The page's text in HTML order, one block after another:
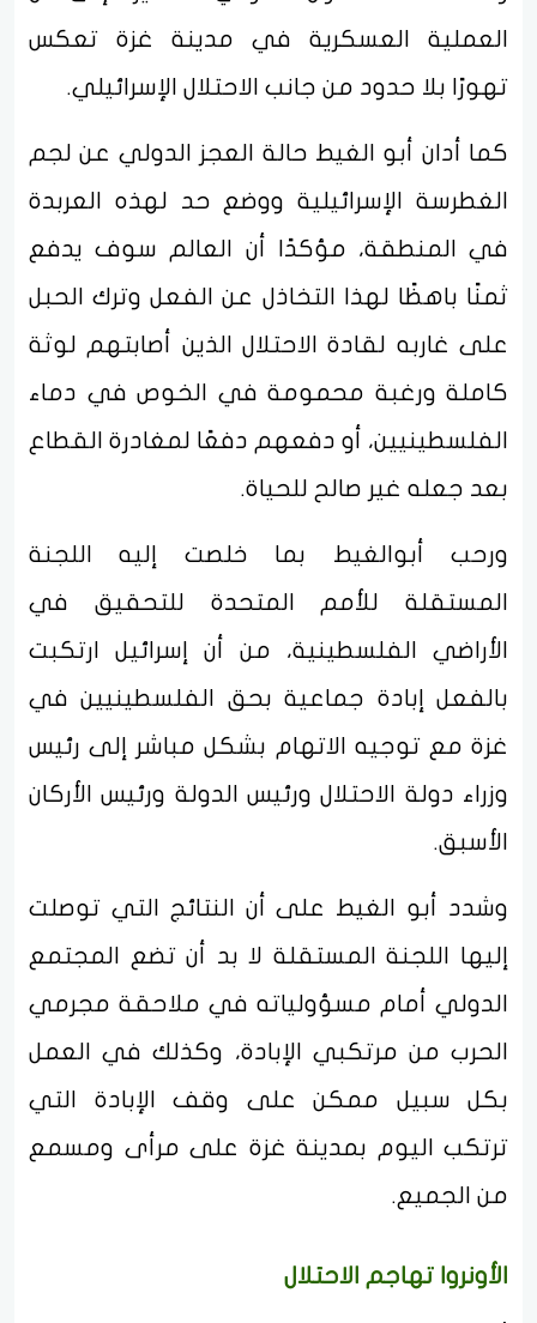
العملية العسكرية في مدينة غزة تعكس
تهورًا بلا حدود من جانب الاحتلال الإسرائيلي.
كما أدان أبو الغيط حالة العجز الدولي عن لجم
الغطرسة الإسرائيلية ووضع حد لهذه العربدة
في المنطقة، مؤكدًا أن العالم سوف يدفع
ثمنًا باهظًا لهذا التخاذل عن الفعل وترك الحبل
على غاربه لقادة الاحتلال الذين أصابتهم لوثة
كاملة ورغبة محمومة في الخوص في دماء
الفلسطينيين، أو دفعهم دفعًا لمغادرة القطاع
بعد جعله غير صالح للحياة.
ورحب أبوالغيط بما خلصت إليه اللجنة
المستقلة للأمم المتحدة للتحقيق في
الأراضي الفلسطينية، من أن إسرائيل ارتكبت
بالفعل إبادة جماعية بحق الفلسطينيين في
غزة مع توجيه الاتهام بشكل مباشر إلى رئيس
وزراء دولة الاحتلال ورئيس الدولة ورئيس الأركان
الأسبق.
وشدد أبو الغيط على أن النتائج التي توصلت
إليها اللجنة المستقلة لا بد أن تضع المجتمع
الدولي أمام مسؤولياته في ملاحقة مجرمي
الحرب من مرتكبي الإبادة، وكذلك في العمل
بكل سبيل ممكن على وقف الإبادة التي
ترتكب اليوم بمدينة غزة على مرأى ومسمع
من الجميع.
الأونروا تهاجم الاحتلال